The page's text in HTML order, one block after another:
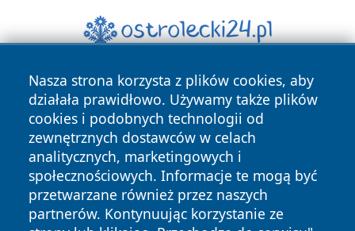
Nasza strona korzysta z plików cookies, aby
działała prawidłowo. Używamy także plików
cookies i podobnych technologii od
zewnętrznych dostawców w celach
analitycznych, marketingowych i
społecznościowych. Informacje te mogą być
przetwarzane również przez naszych
partnerów. Kontynuując korzystanie ze
Copyright © 2026 wrotatarnowa.pl Wszystkie prawa
zastrzeżone.